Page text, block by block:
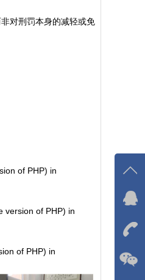
对刑罚本身的减轻或免
of PHP) in
version of PHP) in
of PHP) in
在线
我